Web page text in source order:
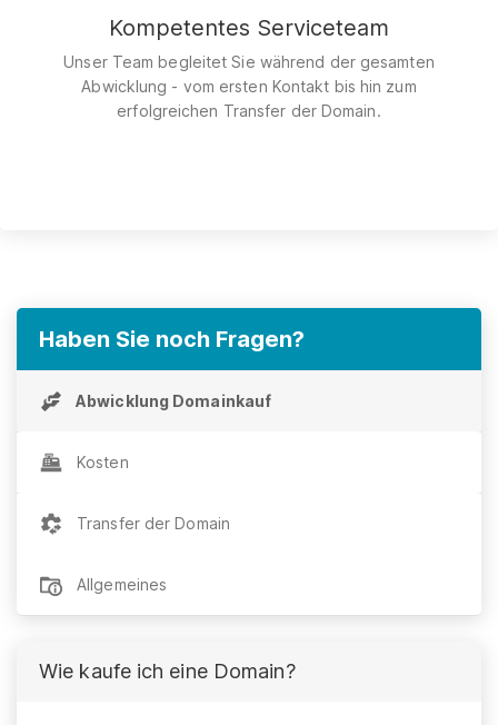
Kompetentes Serviceteam
Unser Team begleitet Sie während der gesamten
Abwicklung - vom ersten Kontakt bis hin zum
erfolgreichen Transfer der Domain.
Haben Sie noch Fragen?
Abwicklung Domainkauf
Kosten
Transfer der Domain
Allgemeines
Wie kaufe ich eine Domain?